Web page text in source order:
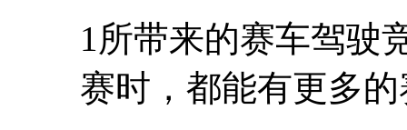
1所带来的赛车驾驶
赛时，都能有更多